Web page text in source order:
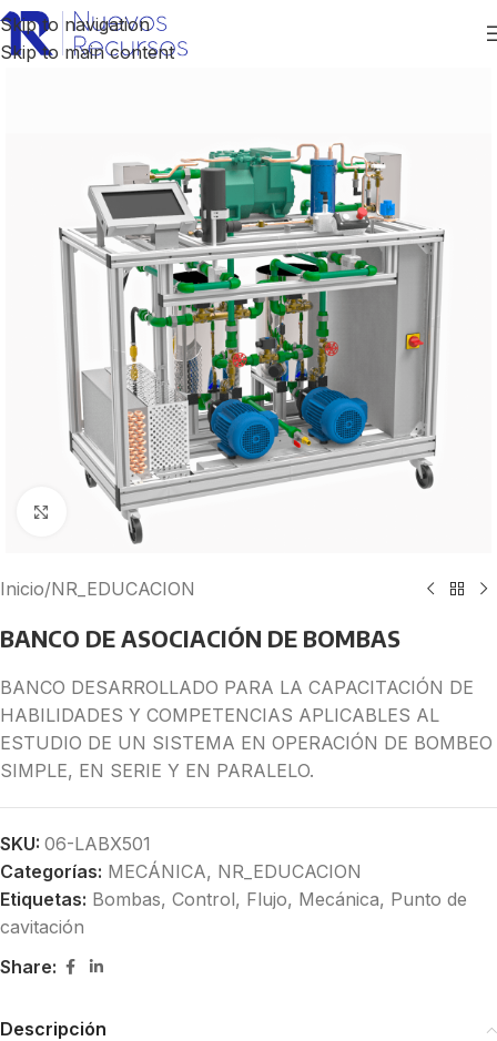
Skip to navigation
Skip to main content
Click to enlarge
Inicio/NR_EDUCACION
BANCO DE ASOCIACIÓN DE BOMBAS
BANCO DESARROLLADO PARA LA CAPACITACIÓN DE
HABILIDADES Y COMPETENCIAS APLICABLES AL
ESTUDIO DE UN SISTEMA EN OPERACIÓN DE BOMBEO
SIMPLE, EN SERIE Y EN PARALELO.
SKU: 06-LABX501
Categorías: MECÁNICA, NR_EDUCACION
Etiquetas: Bombas, Control, Flujo, Mecánica, Punto de
cavitación
Share:
Descripción